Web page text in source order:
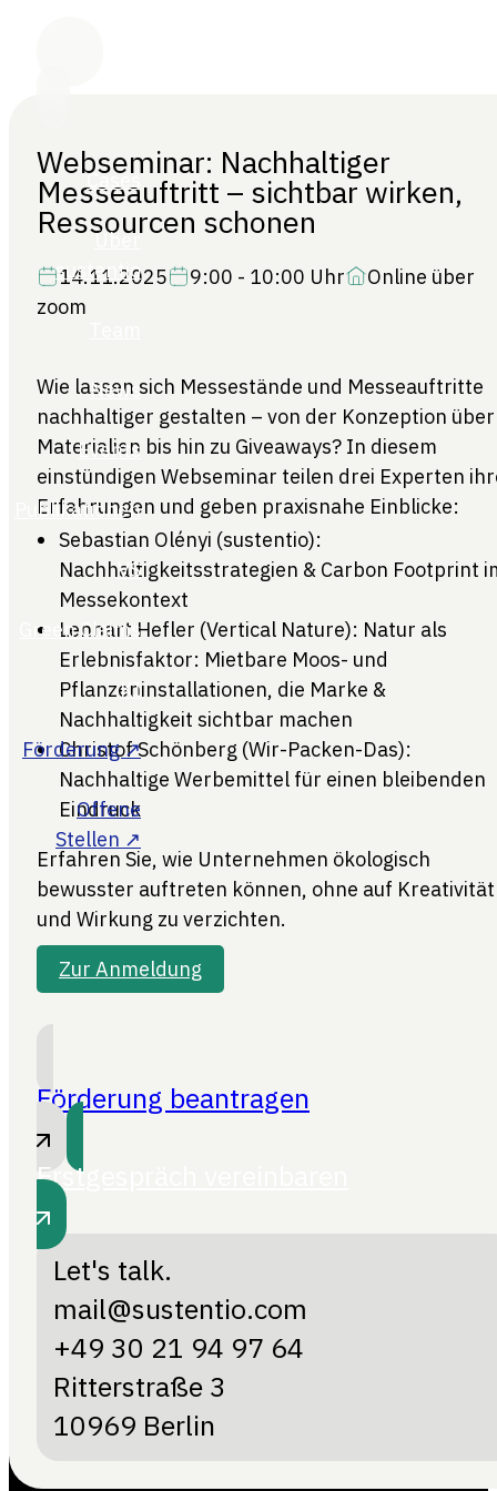
Webseminar: Nachhaltiger
Messeauftritt – sichtbar wirken,
Ressourcen schonen
14.11.2025 9:00 - 10:00 Uhr
Online über
zoom
Wie lassen sich Messestände und Messeauftritte
nachhaltiger gestalten – von der Konzeption über
Materialien bis hin zu Giveaways? In diesem
einstündigen Webseminar teilen drei Experten
Erfahrungen und geben praxisnahe Einblicke:
Sebastian Olényi (sustentio):
Nachhaltigkeitsstrategien & Carbon Footprint
Messekontext
Lennart Hefler (Vertical Nature): Natur als
Erlebnisfaktor: Mietbare Moos- und
Pflanzeninstallationen, die Marke &
Nachhaltigkeit sichtbar machen
Christof Schönberg (Wir-Packen-Das):
Nachhaltige Werbemittel für einen bleibenden
Eindruck
Erfahren Sie, wie Unternehmen ökologisch
bewusster auftreten können, ohne auf Kreativität
und Wirkung zu verzichten.
Zur Anmeldung
Förderung beantragen
Erstgespräch vereinbaren
Let's talk.
mail@sustentio.com
+49 30 21 94 97 64
Ritterstraße 3
10969 Berlin